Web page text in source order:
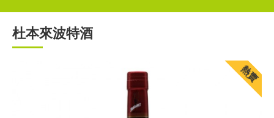
杜本來波特酒
熱賣